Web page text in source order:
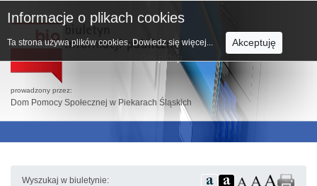
prowadzony przez:
Dom Pomocy Społecznej w Piekarach Śląskich
Wyszukaj w biuletynie:
Informacje o plikach cookies
Ta strona używa plików cookies. Dowiedz się więcej... Akceptuję